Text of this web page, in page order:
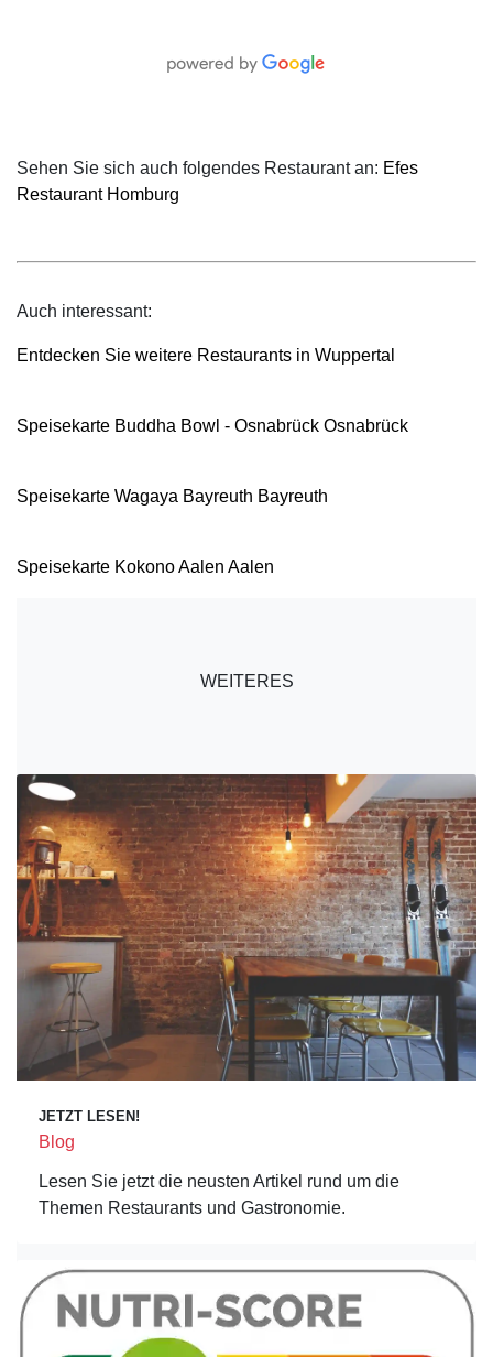
Sehen Sie sich auch folgendes Restaurant an: Efes
Restaurant Homburg
Auch interessant:
Entdecken Sie weitere Restaurants in Wuppertal
Speisekarte Buddha Bowl - Osnabrück Osnabrück
Speisekarte Wagaya Bayreuth Bayreuth
Speisekarte Kokono Aalen Aalen
WEITERES
JETZT LESEN!
Blog
Lesen Sie jetzt die neusten Artikel rund um die
Themen Restaurants und Gastronomie.